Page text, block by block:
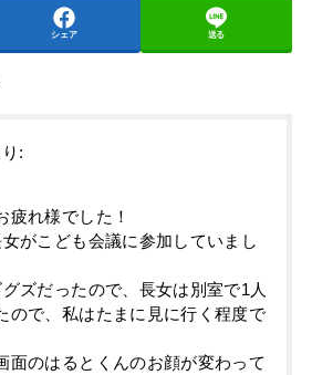
シェア 送る
:
疲れ様でした！
がこども会議に参加していまし
ズだったので、長女は別室で1人
ので、私はたまに見に行く程度で
面のはるとくんのお顔が変わって